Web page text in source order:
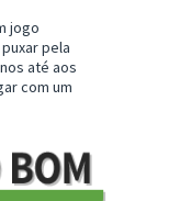
jogo
pela
até aos
com um